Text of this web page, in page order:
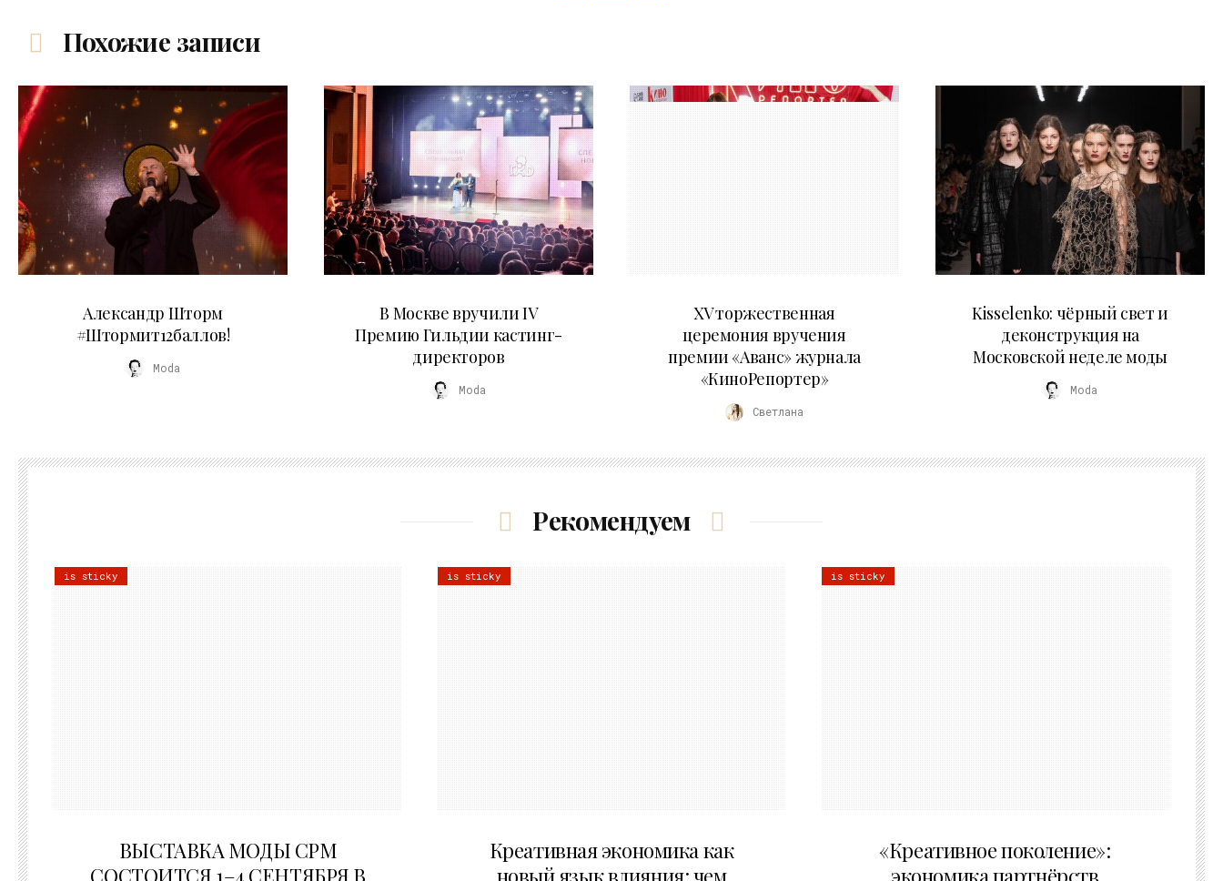
Похожие записи
Александр Шторм
#Штормит12баллов!
Moda
В Москве вручили IV
Премию Гильдии кастинг-
директоров
Moda
XV торжественная
церемония вручения
премии «Аванс» журнала
«КиноРепортер»
Светлана
Kisselenko: чёрный свет и
деконструкция на
Московской неделе моды
Moda
Рекомендуем
is sticky
ВЫСТАВКА МОДЫ CPM
is sticky
Креативная экономика как
is sticky
«Креативное поколение»: